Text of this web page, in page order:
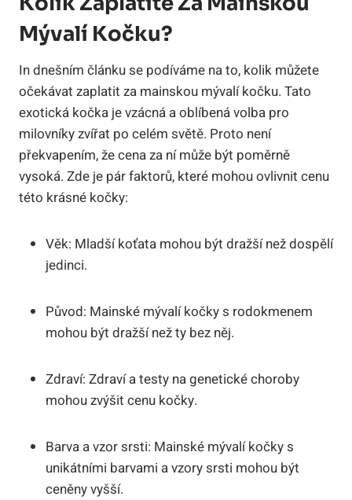
Mývalí Kočku?
In dnešním článku se podíváme na to, kolik můžete
očekávat zaplatit za mainskou mývalí kočku. Tato
exotická kočka je vzácná a oblíbená volba pro
milovníky zvířat po celém světě. Proto není
překvapením, že cena za ní může být poměrně
vysoká. Zde je pár faktorů, které mohou ovlivnit cenu
této krásné kočky:
Věk: Mladší koťata mohou být dražší než dospělí
jedinci.
Původ: Mainské mývalí kočky s rodokmenem
mohou být dražší než ty bez něj.
Zdraví: Zdraví a testy na genetické choroby
mohou zvýšit cenu kočky.
Barva a vzor srsti: Mainské mývalí kočky s
unikátními barvami a vzory srsti mohou být
ceněny vyšší.